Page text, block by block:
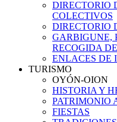
DIRECTORIO
COLECTIVOS
DIRECTORIO
GARBIGUNE,
RECOGIDA
ENLACES DE
TURISMO
OYÓN-OION
HISTORIA Y
PATRIMONIO
FIESTAS